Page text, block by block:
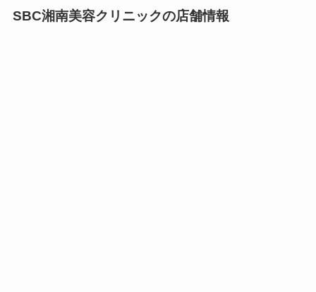
SBC湘南美容クリニックの店舗情報